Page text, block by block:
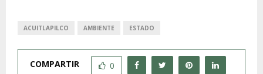
ACUITLAPILCO AMBIENTE ESTADO
COMPARTIR 0